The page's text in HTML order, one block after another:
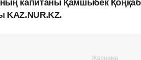
капитаны Қамшыбек
KAZ.NUR.KZ.